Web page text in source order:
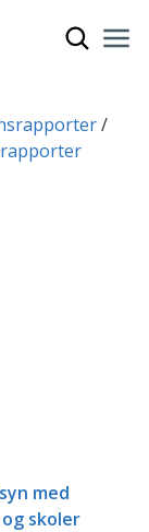
med
skoler